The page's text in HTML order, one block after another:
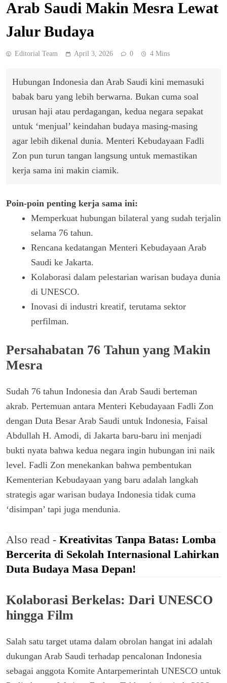
Arab Saudi Makin Mesra Lewat
Jalur Budaya
Editorial Team April 3, 2026 0 4 Mins
Hubungan Indonesia dan Arab Saudi kini memasuki
babak baru yang lebih berwarna. Bukan cuma soal
urusan haji atau perdagangan, kedua negara sepakat
untuk ‘menjual’ keindahan budaya masing-masing
agar lebih dikenal dunia. Menteri Kebudayaan Fadli
Zon pun turun tangan langsung untuk memastikan
kerja sama ini makin ciamik.
Poin-poin penting kerja sama ini:
Memperkuat hubungan bilateral yang sudah terjalin
selama 76 tahun.
Rencana kedatangan Menteri Kebudayaan Arab
Saudi ke Jakarta.
Kolaborasi dalam pelestarian warisan budaya dunia
di UNESCO.
Inovasi di industri kreatif, terutama sektor
perfilman.
Persahabatan 76 Tahun yang Makin
Mesra
Sudah 76 tahun Indonesia dan Arab Saudi berteman
akrab. Pertemuan antara Menteri Kebudayaan Fadli Zon
dengan Duta Besar Arab Saudi untuk Indonesia, Faisal
Abdullah H. Amodi, di Jakarta baru-baru ini menjadi
bukti nyata bahwa kedua negara ingin hubungan ini naik
level. Fadli Zon menekankan bahwa pembentukan
Kementerian Kebudayaan yang baru adalah langkah
strategis agar warisan budaya Indonesia tidak cuma
‘disimpan’ tapi juga mendunia.
Also read - Kreativitas Tanpa Batas: Lomba
Bercerita di Sekolah Internasional Lahirkan
Duta Budaya Masa Depan!
Kolaborasi Berkelas: Dari UNESCO
hingga Film
Salah satu target utama dalam obrolan hangat ini adalah
dukungan Arab Saudi terhadap pencalonan Indonesia
sebagai anggota Komite Antarpemerintah UNESCO untuk